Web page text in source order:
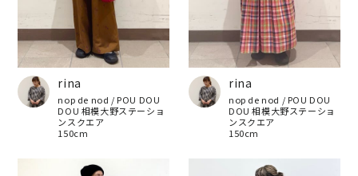
rina
nop de nod / POU DOU
DOU 相模大野ステーショ
ンスクエア
150cm
rina
nop de nod / POU DOU
DOU 相模大野ステーショ
ンスクエア
150cm